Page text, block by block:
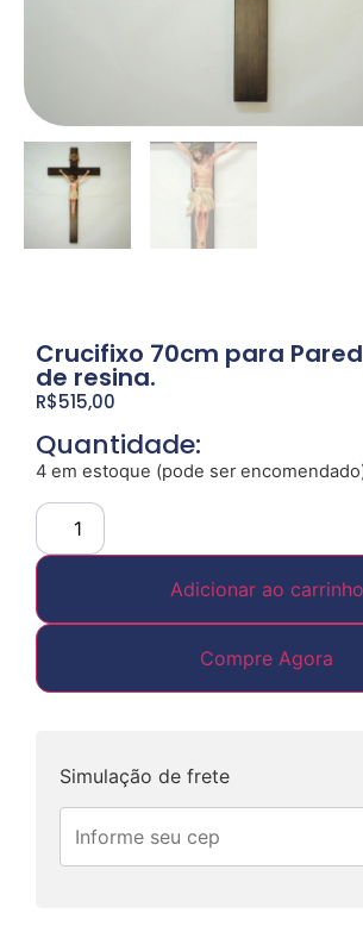
Crucifixo 70cm para
de resina.
R$515,00
Quantidade:
4 em estoque (pode ser
Adicionar ao carrinho
Compre Agora
Simulação de frete